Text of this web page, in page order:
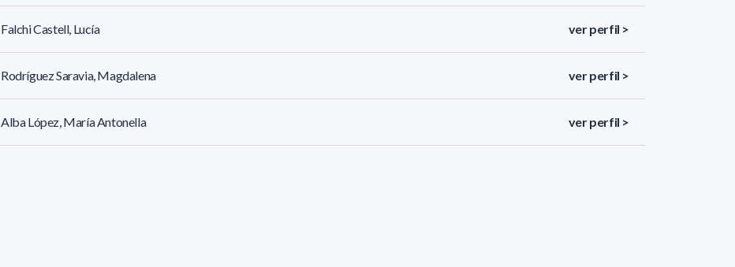
Falchi Castell, Lucía ver perfil >
Rodríguez Saravia, Magdalena ver perfil >
Alba López, María Antonella ver perfil >